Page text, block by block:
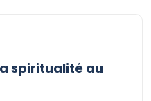
spiritualité au